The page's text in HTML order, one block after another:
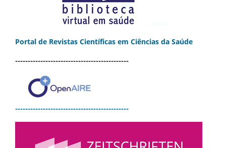
Portal de Revistas Científicas em Ciências da Saúde
---------------------------------------------
---------------------------------------------